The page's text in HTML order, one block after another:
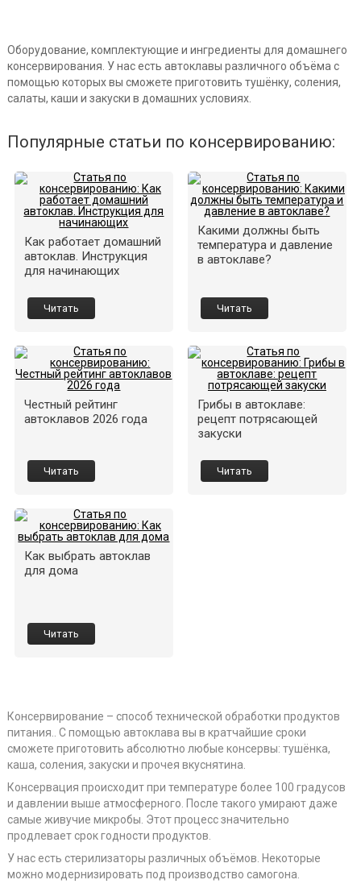
Оборудование, комплектующие и ингредиенты для домашнего
консервирования. У нас есть автоклавы различного объёма с
помощью которых вы сможете приготовить тушёнку, соления,
салаты, каши и закуски в домашних условиях.
Популярные статьи по консервированию:
Как работает домашний
автоклав. Инструкция
для начинающих
Читать
Какими должны быть
температура и давление
в автоклаве?
Читать
Честный рейтинг
автоклавов 2026 года
Читать
Грибы в автоклаве:
рецепт потрясающей
закуски
Читать
Как выбрать автоклав
для дома
Читать
Консервирование – способ технической обработки продуктов
питания.. С помощью автоклава вы в кратчайшие сроки
сможете приготовить абсолютно любые консервы: тушёнка,
каша, соления, закуски и прочея вкуснятина.
Консервация происходит при температуре более 100 градусов
и давлении выше атмосферного. После такого умирают даже
самые живучие микробы. Этот процесс значительно
продлевает срок годности продуктов.
У нас есть стерилизаторы различных объёмов. Некоторые
можно модернизировать под производство самогона.